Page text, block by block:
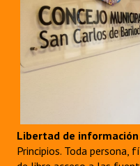
Libertad de información
Principios. Toda persona,